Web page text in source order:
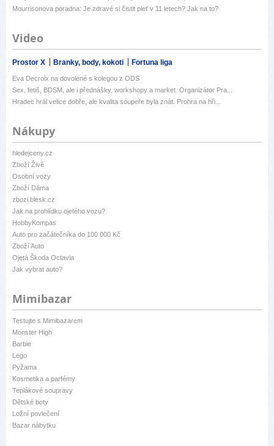
Mourrisonova poradna: Je zdravé si čistit pleť v 11 letech? Jak na to?
Video
Prostor X Branky, body, kokoti Fortuna liga
Eva Decroix na dovolené s kolegou z ODS
Sex, fetiš, BDSM, ale i přednášky, workshopy a market. Organizátor Pra...
Hradec hrál velice dobře, ale kvalita soupeře byla znát. Prohra na hři...
Nákupy
hledejceny.cz
Zboží Živě
Osobní vozy
Zboží Dáma
zbozi.blesk.cz
Jak na prohlídku ojetého vozu?
HobbyKompas
Auto pro začátečníka do 100 000 Kč
Zboží Auto
Ojetá Škoda Octavia
Jak vybrat auto?
Mimibazar
Testujte s Mimibazarem
Monster High
Barbie
Lego
Pyžama
Kosmetika a parfémy
Teplákové soupravy
Dětské boty
Ložní povlečení
Bazar nábytku